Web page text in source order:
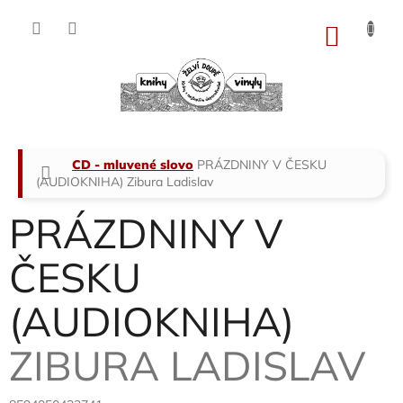
Domů
CD - mluvené slovo PRÁZDNINY V ČESKU
(AUDIOKNIHA) Zibura Ladislav
PRÁZDNINY V
ČESKU
(AUDIOKNIHA)
ZIBURA LADISLAV